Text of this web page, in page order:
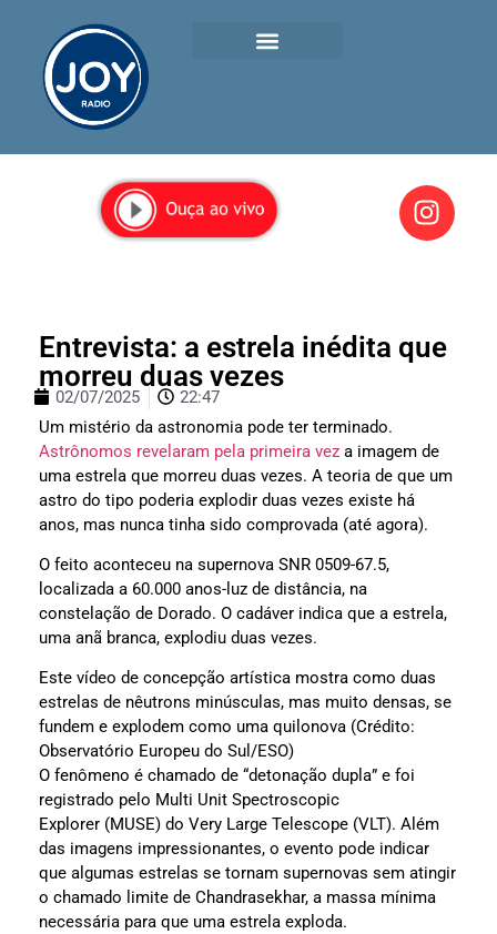
Entrevista: a estrela inédita que
morreu duas vezes
02/07/2025
22:47
Um mistério da astronomia pode ter terminado.
Astrônomos revelaram pela primeira vez a imagem de
uma estrela que morreu duas vezes. A teoria de que um
astro do tipo poderia explodir duas vezes existe há
anos, mas nunca tinha sido comprovada (até agora).
O feito aconteceu na supernova SNR 0509-67.5,
localizada a 60.000 anos-luz de distância, na
constelação de Dorado. O cadáver indica que a estrela,
uma anã branca, explodiu duas vezes.
Este vídeo de concepção artística mostra como duas
estrelas de nêutrons minúsculas, mas muito densas, se
fundem e explodem como uma quilonova (Crédito:
Observatório Europeu do Sul/ESO)
O fenômeno é chamado de “detonação dupla” e foi
registrado pelo Multi Unit Spectroscopic
Explorer (MUSE) do Very Large Telescope (VLT). Além
das imagens impressionantes, o evento pode indicar
que algumas estrelas se tornam supernovas sem atingir
o chamado limite de Chandrasekhar, a massa mínima
necessária para que uma estrela exploda.